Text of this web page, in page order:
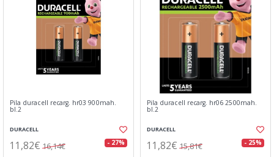
Pila duracell recarg. hr03 900mah.
bl.2
DURACELL
11,82€ 16,14€ - 27%
Pila duracell recarg. hr06 2500mah.
bl.2
DURACELL
11,82€ 15,81€ - 25%